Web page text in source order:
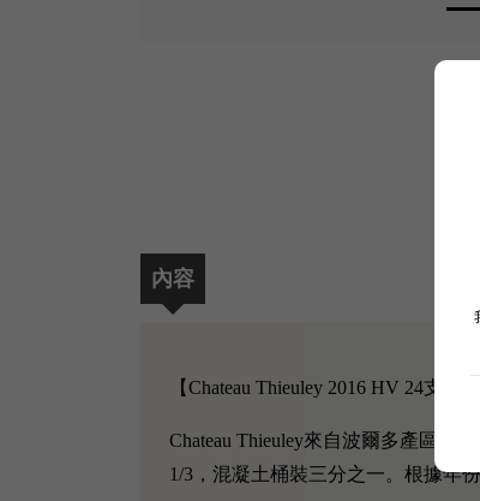
內容
【Chateau Thieuley 2016 HV 24支半
Chateau Thieuley來自波爾多產區，
1/3，混凝土桶裝三分之一。根據年